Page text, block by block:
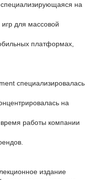
на
для массовой
платформах,
специализировалась
на
работы компании
издание